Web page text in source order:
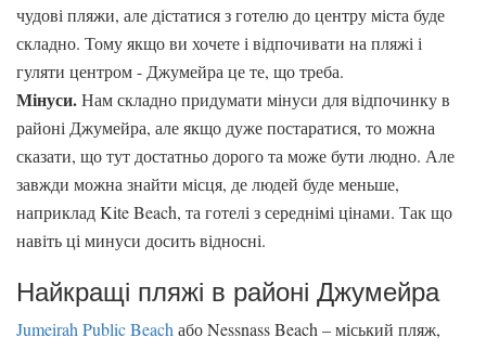
чудові пляжи, але дістатися з готелю до центру міста буде
складно. Тому якщо ви хочете і відпочивати на пляжі і
гуляти центром - Джумейра це те, що треба.
Мінуси.Нам складно придумати мінуси для відпочинку в
районі Джумейра, але якщо дуже постаратися, то можна
сказати, що тут достатньо дорого та може бути людно. Але
завжди можна знайти місця, де людей буде меньше,
наприклад Kite Beach, та готелі з середнімі цінами. Так що
навіть ці минуси досить відносні.
Найкращі пляжі в районі Джумейра
Jumeirah Public Beachабо Nessnass Beach – міський пляж,